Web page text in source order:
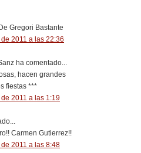
Gregori Bastante
2011 a las 22:36
ha comentado...
hacen grandes
fiestas ***
2011 a las 1:19
Carmen Gutierrez!!
2011 a las 8:48